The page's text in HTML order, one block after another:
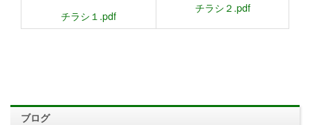
チラシ１.pdf
チラシ２.pdf
ブログ